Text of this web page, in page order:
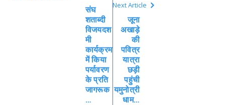
संघ
शताब्दी
विजयदश
मी
कार्यक्रम
में किया
पर्यावरण
के प्रति
जागरूक
…
Next Article
जूना
अखाड़े
की
पवित्र
यात्रा
छड़ी
पहुंची
यमुनोत्री
धाम…